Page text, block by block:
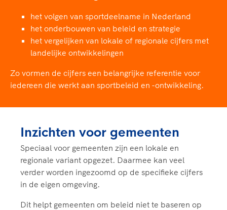
het volgen van sportdeelname in Nederland
het onderbouwen van beleid en strategie
het vergelijken van lokale of regionale cijfers met
landelijke ontwikkelingen
Zo vormen de cijfers een belangrijke referentie voor
iedereen die werkt aan sportbeleid en -ontwikkeling.
Inzichten voor gemeenten
Speciaal voor gemeenten zijn een lokale en
regionale variant opgezet. Daarmee kan veel
verder worden ingezoomd op de specifieke cijfers
in de eigen omgeving.
Dit helpt gemeenten om beleid niet te baseren op